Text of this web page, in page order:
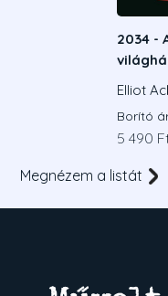
2034 -
Elliot
Borító
5 490
Megnézem a listát